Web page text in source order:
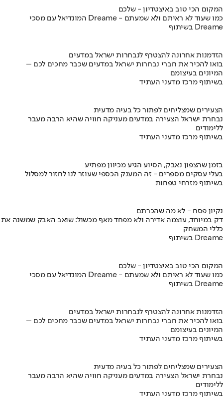
המקום הכי טוב באיצטדיון - שלכם
המונדיאל עם מסכי Dreame - כמו שעוד לא ראיתם ולא שמעתם
בשיתוף Dreame
הזדמנות אחרונה להצטרף לנבחרות ישראל במדעים
בואו להכיר את חברי נבחרות ישראל במדעים שכבר מחכים לכם –
המיונים בעיצומם
בשיתוף מרכז מדעני העתיד
הצעירים שמצליחים לפתור כל בעיה מדעית
נבחרת ישראל הצעירה במדעים מעניקה חוויה שהיא הרבה מעבר
ללימודים
בשיתוף מרכז מדעני העתיד
בזמן שהצפון נאבק, הסיוע הגיע מכיוון מפתיע
בעלי עסקים מספרים - זה המענק הכספי שעוזר לנו לחזור למסלול
בשיתוף מזרחי טפחות
נקיון פסח - לא מה שהכרתם
דק במיוחד, עוצמה אדירה ולא מפחד מאף מכשול: שואב האבק שמשנה את
כללי המשחק
בשיתוף Dreame
המקום הכי טוב באיצטדיון - שלכם
המונדיאל עם מסכי Dreame - כמו שעוד לא ראיתם ולא שמעתם
בשיתוף Dreame
הזדמנות אחרונה להצטרף לנבחרות ישראל במדעים
בואו להכיר את חברי נבחרות ישראל במדעים שכבר מחכים לכם –
המיונים בעיצומם
בשיתוף מרכז מדעני העתיד
הצעירים שמצליחים לפתור כל בעיה מדעית
נבחרת ישראל הצעירה במדעים מעניקה חוויה שהיא הרבה מעבר
ללימודים
בשיתוף מרכז מדעני העתיד